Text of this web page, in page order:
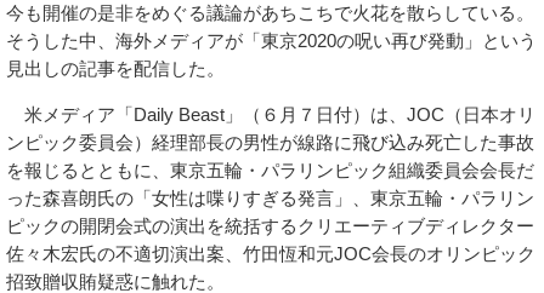
今も開催の是非をめぐる議論があちこちで火花を散らしている。
そうした中、海外メディアが「東京2020の呪い再び発動」という
見出しの記事を配信した。
米メディア「Daily Beast」（６月７日付）は、JOC（日本オリ
ンピック委員会）経理部長の男性が線路に飛び込み死亡した事故
を報じるとともに、東京五輪・パラリンピック組織委員会会長だ
った森喜朗氏の「女性は喋りすぎる発言」、東京五輪・パラリン
ピックの開閉会式の演出を統括するクリエーティブディレクター
佐々木宏氏の不適切演出案、竹田恆和元JOC会長のオリンピック
招致贈収賄疑惑に触れた。